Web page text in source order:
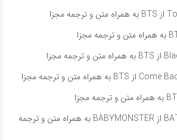
آهنگ کره‌ای BATTER UP از BABYMONSTER به همراه متن و ترجمه